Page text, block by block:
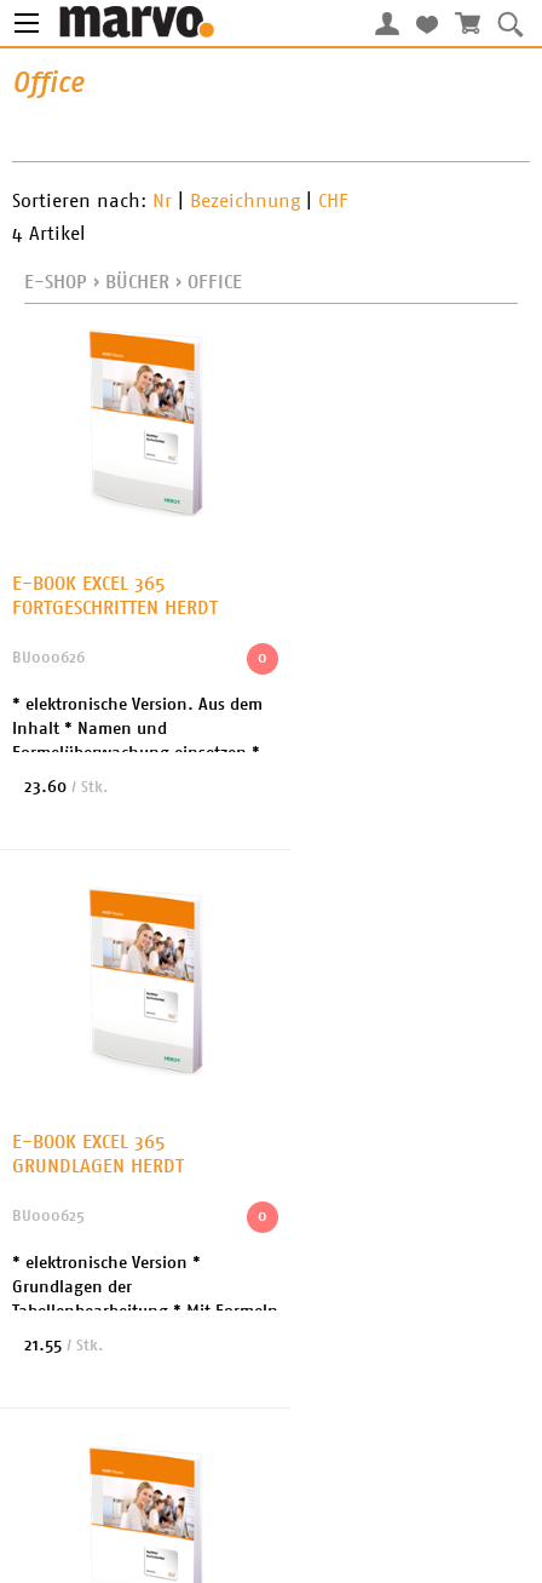
Office
Sortieren nach: Nr Bezeichnung
CHF
4 Artikel
E-SHOP › BÜCHER › OFFICE
E-BOOK EXCEL 365
FORTGESCHRITTEN HERDT
0
BU000626
* elektronische Version. Aus dem
Inhalt * Namen und
Formelüberwachung einsetzen *
Tabellen gliedern * Individuelle
23.60 / Stk.
E-BOOK EXCEL 365
GRUNDLAGEN HERDT
0
BU000625
* elektronische Version *
Grundlagen der
Tabellenbearbeitung * Mit Formeln
und Funktionen arbeiten *
21.55 / Stk.